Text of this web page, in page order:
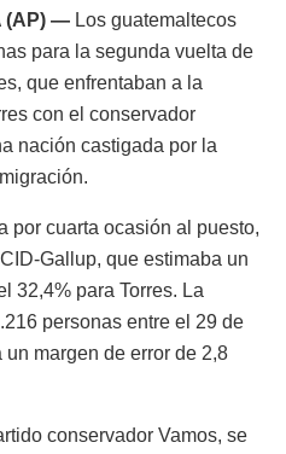
(AP) — Los guatemaltecos
para la segunda vuelta de
que enfrentaban a la
con el conservador
nación castigada por la
por cuarta ocasión al puesto,
Gallup, que estimaba un
32,4% para Torres. La
personas entre el 29 de
margen de error de 2,8
conservador Vamos, se